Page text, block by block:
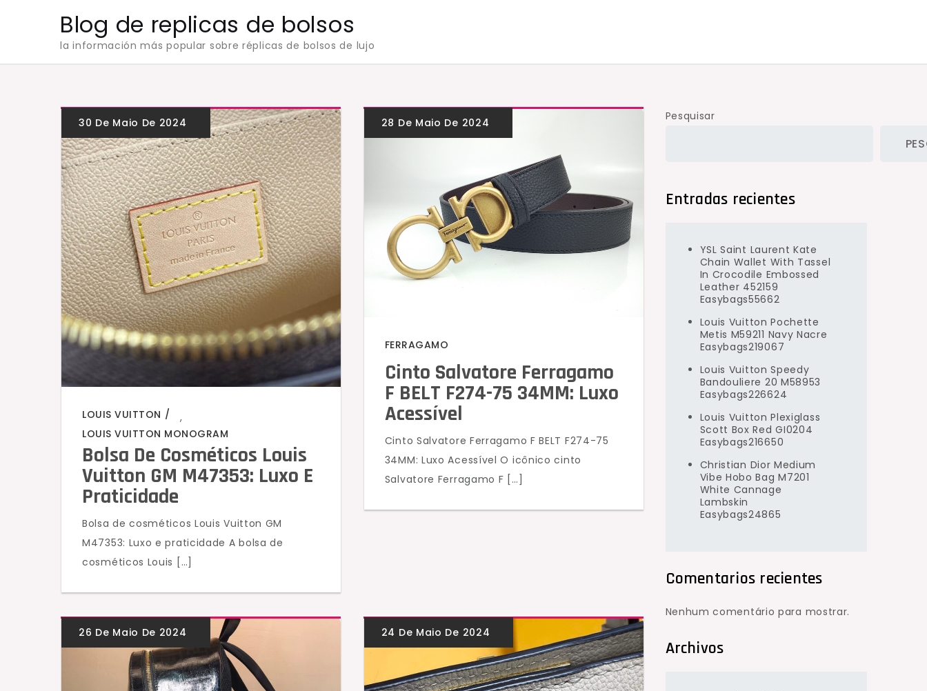
Blog de replicas de bolsos
la información más popular sobre réplicas de bolsos de lujo
LOUIS VUITTON
,
LOUIS VUITTON MONOGRAM
Bolsa De Cosméticos Louis
Vuitton GM M47353: Luxo E
Praticidade
Bolsa de cosméticos Louis Vuitton GM
M47353: Luxo e praticidade A bolsa de
cosméticos Louis […]
FERRAGAMO
Cinto Salvatore Ferragamo
F BELT F274-75 34MM: Luxo
Acessível
Cinto Salvatore Ferragamo F BELT F274-75
34MM: Luxo Acessível O icônico cinto
Salvatore Ferragamo F […]
Pesquisar
Entradas recientes
YSL Saint Laurent Kate
Chain Wallet With Tassel
In Crocodile Embossed
Leather 452159
Easybags55662
Louis Vuitton Pochette
Metis M59211 Navy Nacre
Easybags219067
Louis Vuitton Speedy
Bandouliere 20 M58953
Easybags226624
Louis Vuitton Plexiglass
Scott Box Red GI0204
Easybags216650
Christian Dior Medium
Vibe Hobo Bag M7201
White Cannage
Lambskin
Easybags24865
Comentarios recientes
Nenhum comentário para mostrar.
Archivos